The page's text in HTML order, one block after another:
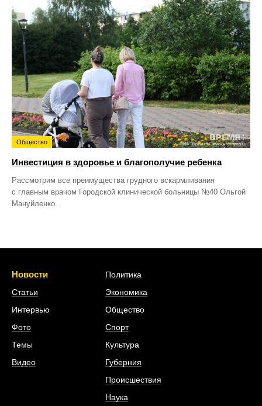
Общество
Инвестиция в здоровье и благополучие ребенка
Рассмотрим все преимущества грудного вскармливания
с главным врачом Городской клинической больницы №40 Ольгой
Мануйленко.
Новости
Статьи
Интервью
Фото
Темы
Видео
Политика
Экономика
Общество
Спорт
Культура
Губерния
Происшествия
Наука